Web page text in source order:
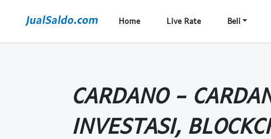
Home Live Rate Beli
CARDANO -
INVESTASI,